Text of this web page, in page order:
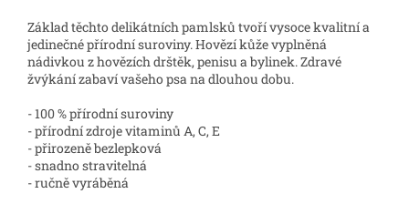
Základ těchto delikátních pamlsků tvoří vysoce kvalitní a
jedinečné přírodní suroviny. Hovězí kůže vyplněná
nádivkou z hovězích drštěk, penisu a bylinek. Zdravé
žvýkání zabaví vašeho psa na dlouhou dobu.
- 100 % přírodní suroviny
- přírodní zdroje vitaminů A, C, E
- přirozeně bezlepková
- snadno stravitelná
- ručně vyráběná